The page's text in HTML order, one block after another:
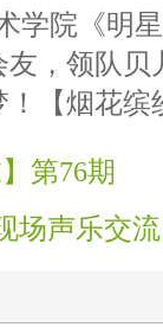
学院《明
，领队
【烟花缤
第76期
场声乐交流